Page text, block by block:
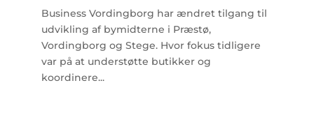
Business Vordingborg har ændret tilgang til
udvikling af bymidterne i Præstø,
Vordingborg og Stege. Hvor fokus tidligere
var på at understøtte butikker og
koordinere...